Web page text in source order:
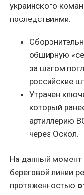
украинского
последствиями:
обширную
за шагом
российские
Утрачен
который
артиллерию
через Оскол.
На данный момент
береговой линии
протяженностью